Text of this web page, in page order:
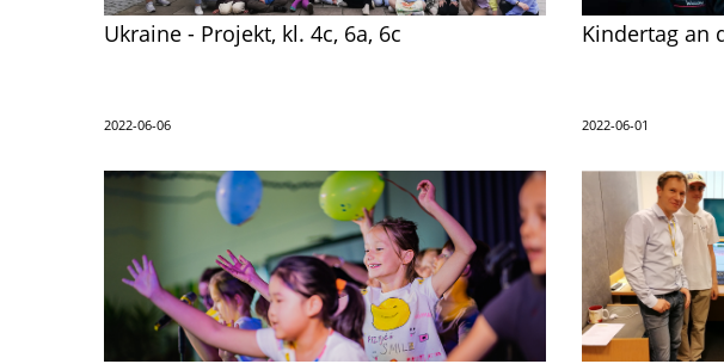
Ukraine - Projekt, kl. 4c, 6a, 6c
2022-06-06
Kindertag an
2022-06-01